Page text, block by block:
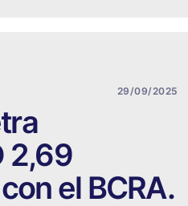
29/09/2025
2,69
el BCRA.